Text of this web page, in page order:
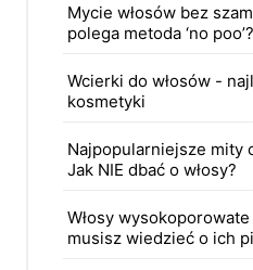
Mycie włosów bez
polega metoda ‘no poo’?
Wcierki do włosów -
kosmetyki
Najpopularniejsze mity
Jak NIE dbać o włosy?
Włosy
musisz wiedzieć o ich